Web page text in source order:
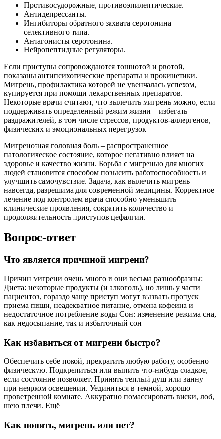
Противосудорожные, противоэпилептические.
Антидепрессанты.
Ингибиторы обратного захвата серотонина
селективного типа.
Антагонисты серотонина.
Нейропептидные регуляторы.
Если приступы сопровождаются тошнотой и рвотой,
показаны антипсихотические препараты и прокинетики.
Мигрень, профилактика которой не увенчалась успехом,
купируется при помощи лекарственных препаратов.
Некоторые врачи считают, что вылечить мигрень можно, если
поддерживать определенный режим жизни – избегать
раздражителей, в том числе стрессов, продуктов-аллергенов,
физических и эмоциональных перегрузок.
Мигренозная головная боль – распространенное
патологическое состояние, которое негативно влияет на
здоровье и качество жизни. Борьба с мигренью для многих
людей становится способом повысить работоспособность и
улучшить самочувствие. Задача, как вылечить мигрень
навсегда, разрешима для современной медицины. Корректное
лечение под контролем врача способно уменьшить
клинические проявления, сократить количество и
продолжительность приступов цефалгии.
Вопрос-ответ
Что является причиной мигрени?
Причин мигрени очень много и они весьма разнообразны:
Диета: некоторые продукты (и алкоголь), но лишь у части
пациентов, гораздо чаще приступ могут вызвать пропуск
приема пищи, неадекватное питание, отмена кофеина и
недостаточное потребление воды Сон: изменение режима сна,
как недосыпание, так и избыточный сон
Как избавиться от мигрени быстро?
Обеспечить себе покой, прекратить любую работу, особенно
физическую. Подкрепиться или выпить что-нибудь сладкое,
если состояние позволяет. Принять теплый душ или ванну
при неярком освещении. Уединиться в темной, хорошо
проветренной комнате. Аккуратно помассировать виски, лоб,
шею плечи. Ещё
Как понять, мигрень или нет?